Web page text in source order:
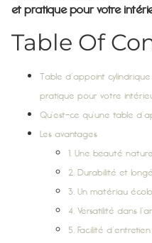
et pratique pour votre
Table Of
Table d’appoint
pratique pour votre
Qu’est-ce qu’une table
Les avantages
1. Une beauté
2. Durabilité et
3. Un matériau
4. Versatilité dans
5. Facilité d’entretien